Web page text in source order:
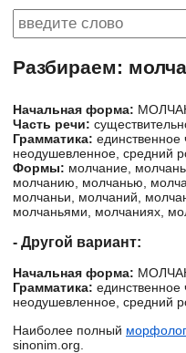
Разбираем:
Начальная форма:
Часть речи:
Грамматика: единственное
неодушевленное, средний
Формы: молчание,
молчанию, молчанью,
молчаньи, молчаний,
молчаньями, молчаниях,
- Другой вариант:
Начальная форма:
Грамматика: единственное
неодушевленное, средний
Наиболее полный
sinonim.org.